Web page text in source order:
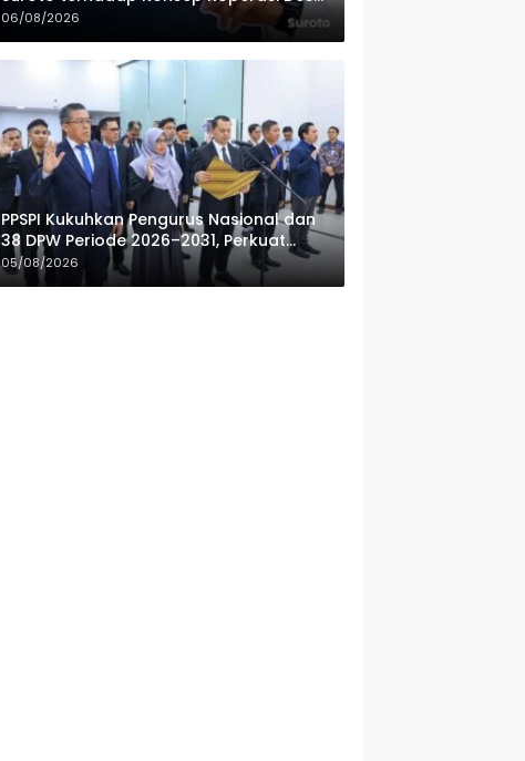
Merah Putih
06/08/2026
PPSPI Kukuhkan Pengurus Nasional dan
38 DPW Periode 2026–2031, Perkuat
Profesionalisme Sektor Publik
05/08/2026